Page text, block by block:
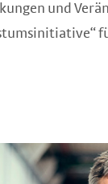
und